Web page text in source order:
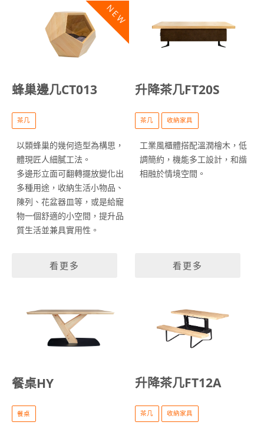
NEW
蜂巢邊几CT013
茶几
以類蜂巢的幾何造型為構思，
體現匠人細膩工法。
多邊形立面可翻轉擺放變化出
多種用途，收納生活小物品、
陳列、花盆器皿等，或是給寵
物一個舒適的小空間，提升品
質生活並兼具實用性。
看更多
升降茶几FT20S
茶几 收納家具
工業風櫃體搭配溫潤檜木，低
調簡約，機能多工設計，和諧
相融於情境空間。
看更多
餐桌HY
餐桌
升降茶几FT12A
茶几 收納家具